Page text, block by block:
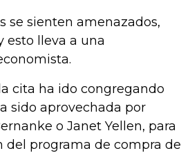
se sienten amenazados,
esto lleva a una
cita ha ido congregando
sido aprovechada por
o Janet Yellen, para
programa de compra de